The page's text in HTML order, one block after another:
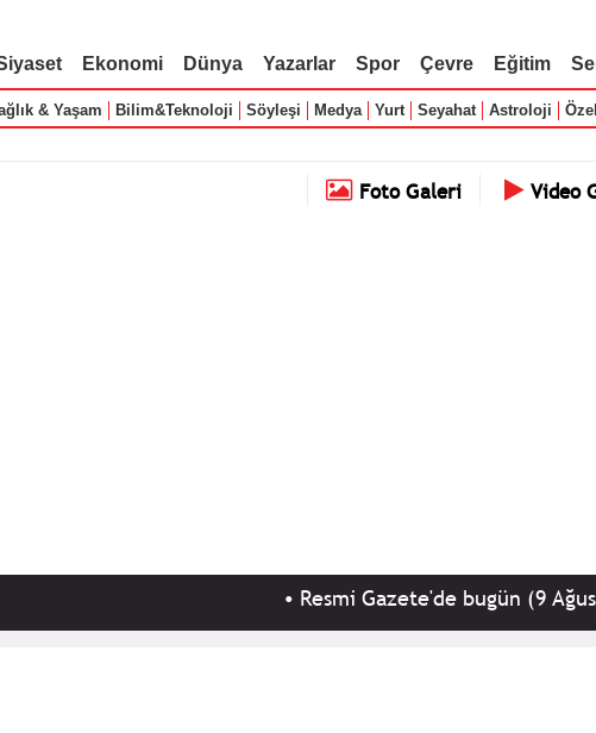
Ekonomi Dünya Yazarlar Spor Çevre Eğitim
& Yaşam Bilim&Teknoloji Söyleşi Medya Yurt Seyahat Astroloji
Foto Galeri Video
Resmi Gazete'de bugün (9 Ağustos